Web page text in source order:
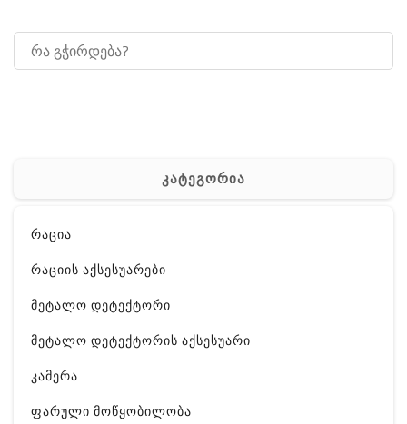
კატეგორია
რაცია
რაციის აქსესუარები
მეტალო დეტექტორი
მეტალო დეტექტორის აქსესუარი
კამერა
ფარული მოწყობილობა